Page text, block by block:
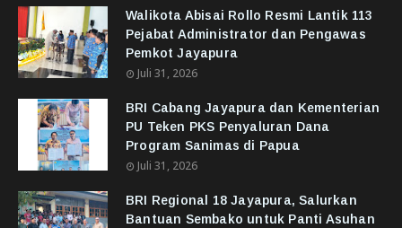
Walikota Abisai Rollo Resmi Lantik 113
Pejabat Administrator dan Pengawas
Pemkot Jayapura
Juli 31, 2026
BRI Cabang Jayapura dan Kementerian
PU Teken PKS Penyaluran Dana
Program Sanimas di Papua
Juli 31, 2026
BRI Regional 18 Jayapura, Salurkan
Bantuan Sembako untuk Panti Asuhan